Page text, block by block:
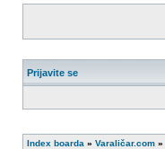
Prijavite se
Index boarda » Varaličar.com »